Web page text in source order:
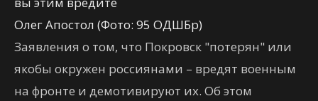
Олег Апостол (Фото: 95 ОДШБр)
Заявления о том, что Покровск "потерян" или
якобы окружен россиянами – вредят военным
на фронте и демотивируют их. Об этом